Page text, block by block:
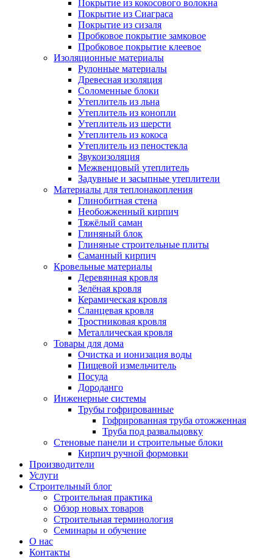
Покрытие из кокосового волокна
Покрытие из Сиаграса
Покрытие из сизаля
Пробковое покрытие замковое
Пробковое покрытие клеевое
Изоляционные материалы
Рулонные материалы
Древесная изоляция
Соломенные блоки
Утеплитель из льна
Утеплитель из конопли
Утеплитель из шерсти
Утеплитель из кокоса
Утеплитель из пеностекла
Звукоизоляция
Межвенцовый утеплитель
Задувные и засыпные утеплители
Материалы для теплонакопления
Глинобитная стена
Необожженный кирпич
Тяжёлый саман
Глиняный блок
Глиняные строительные плиты
Саманный кирпич
Кровельные материалы
Деревянная кровля
Зелёная кровля
Керамическая кровля
Сланцевая кровля
Тростниковая кровля
Металлическая кровля
Товары для дома
Очистка и ионизация воды
Пищевой измельчитель
Посуда
Дороданго
Инженерные системы
Трубы гофрированные
Гофрированная труба отожженная
Труба под развальцовку
Стеновые панели и строительные блоки
Кирпич ручной формовки
Производители
Услуги
Строительный блог
Строительная практика
Обзор новых товаров
Строительная терминология
Семинары и обучение
О нас
Контакты